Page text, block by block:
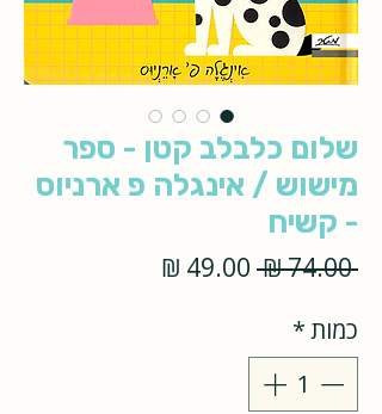
שלום כלבלב קטן - ספר
מישוש / אינגלה פ ארניוס
- קשיח
‏74.00 ‏₪
מחיר
כמות*